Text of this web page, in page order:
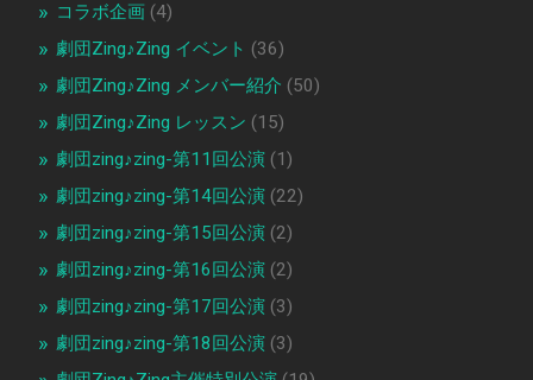
コラボ企画(4)
劇団Zing♪Zing イベント (36)
劇団Zing♪Zing メンバー紹介 (50)
劇団Zing♪Zing レッスン (15)
劇団zing♪zing-第11回公演(1)
劇団zing♪zing-第14回公演(22)
劇団zing♪zing-第15回公演(2)
劇団zing♪zing-第16回公演(2)
劇団zing♪zing-第17回公演(3)
劇団zing♪zing-第18回公演(3)